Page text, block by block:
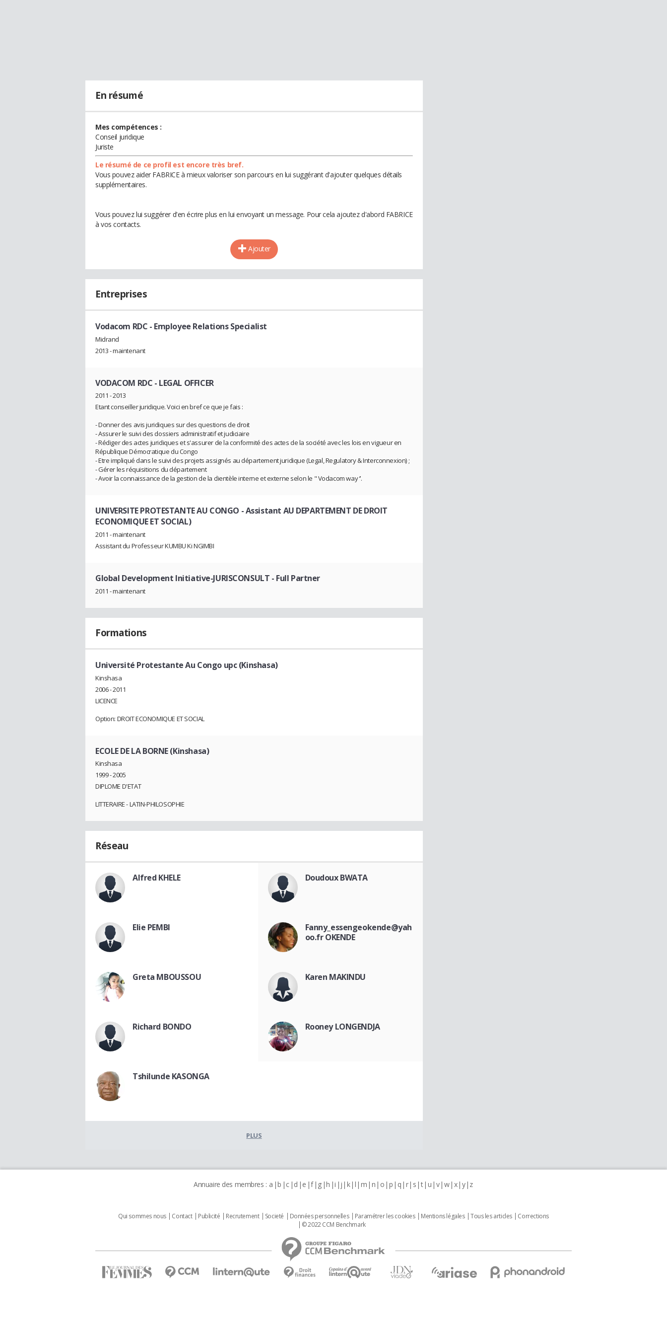
En résumé
Mes compétences :
Conseil juridique
Juriste
Le résumé de ce profil est encore très bref.
Vous pouvez aider FABRICE à mieux valoriser son parcours en lui suggérant d'ajouter quelques détails
supplémentaires.
Vous pouvez lui suggérer d'en écrire plus en lui envoyant un message. Pour cela ajoutez d'abord FABRICE
à vos contacts.
Ajouter
Entreprises
Vodacom RDC - Employee Relations Specialist
Midrand
2013 - maintenant
VODACOM RDC - LEGAL OFFICER
2011 - 2013
Etant conseiller juridique. Voici en bref ce que je fais :
- Donner des avis juridiques sur des questions de droit
- Assurer le suivi des dossiers administratif et judiciaire
- Rédiger des actes juridiques et s'assurer de la conformité des actes de la société avec les lois en vigueur en
République Démocratique du Congo
- Etre impliqué dans le suivi des projets assignés au département juridique (Legal, Regulatory & Interconnexion) ;
- Gérer les réquisitions du département
- Avoir la connaissance de la gestion de la clientèle interne et externe selon le " Vodacom way ’’.
UNIVERSITE PROTESTANTE AU CONGO - Assistant AU DEPARTEMENT DE DROIT
ECONOMIQUE ET SOCIAL)
2011 - maintenant
Assistant du Professeur KUMBU Ki NGIMBI
Global Development Initiative-JURISCONSULT - Full Partner
2011 - maintenant
Formations
Université Protestante Au Congo upc (Kinshasa)
Kinshasa
2006 - 2011
LICENCE
Option: DROIT ECONOMIQUE ET SOCIAL
ECOLE DE LA BORNE (Kinshasa)
Kinshasa
1999 - 2005
DIPLOME D'ETAT
LITTERAIRE - LATIN-PHILOSOPHIE
Réseau
Alfred KHELE Doudoux BWATA
Elie PEMBI
Fanny_essengeokende@yah
oo.fr OKENDE
Greta MBOUSSOU Karen MAKINDU
Richard BONDO Rooney LONGENDJA
Tshilunde KASONGA
PLUS
Annuaire des membres : a b c d e f g h i j k l m n o p q r s t u v w x y z
Qui sommes nous Contact Publicité Recrutement Societé Données personnelles Paramétrer les cookies Mentions légales Tous les articles
Corrections
© 2022 CCM Benchmark